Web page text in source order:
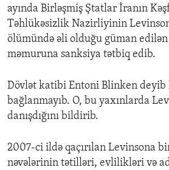
ayında Birləşmiş Ştatlar İranın
Təhlükəsizlik Nazirliyinin
ölümündə əli olduğu güman
məmuruna sanksiya tətbiq edib.
Dövlət katibi Entoni Blinken deyib
bağlanmayıb. O, bu yaxınlarda
danışdığını bildirib.
2007-ci ildə qaçırılan Levinsona
nəvələrinin tətilləri, evlilikləri və